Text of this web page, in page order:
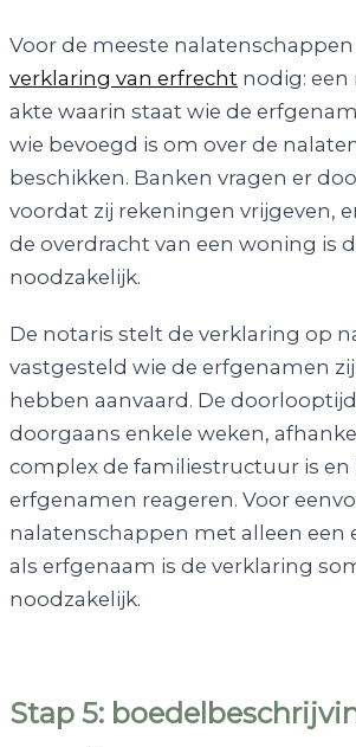
Voor de meeste
verklaring van erfrecht nodig: een
akte waarin staat wie de
wie bevoegd is om over de
beschikken. Banken vragen er
voordat zij rekeningen vrijgeven,
de overdracht van een woning is
noodzakelijk.
De notaris stelt de verklaring op
vastgesteld wie de erfgenamen
hebben aanvaard. De
doorgaans enkele weken,
complex de familiestructuur is en
erfgenamen reageren. Voor
nalatenschappen met alleen een
als erfgenaam is de verklaring
noodzakelijk.
Stap 5: